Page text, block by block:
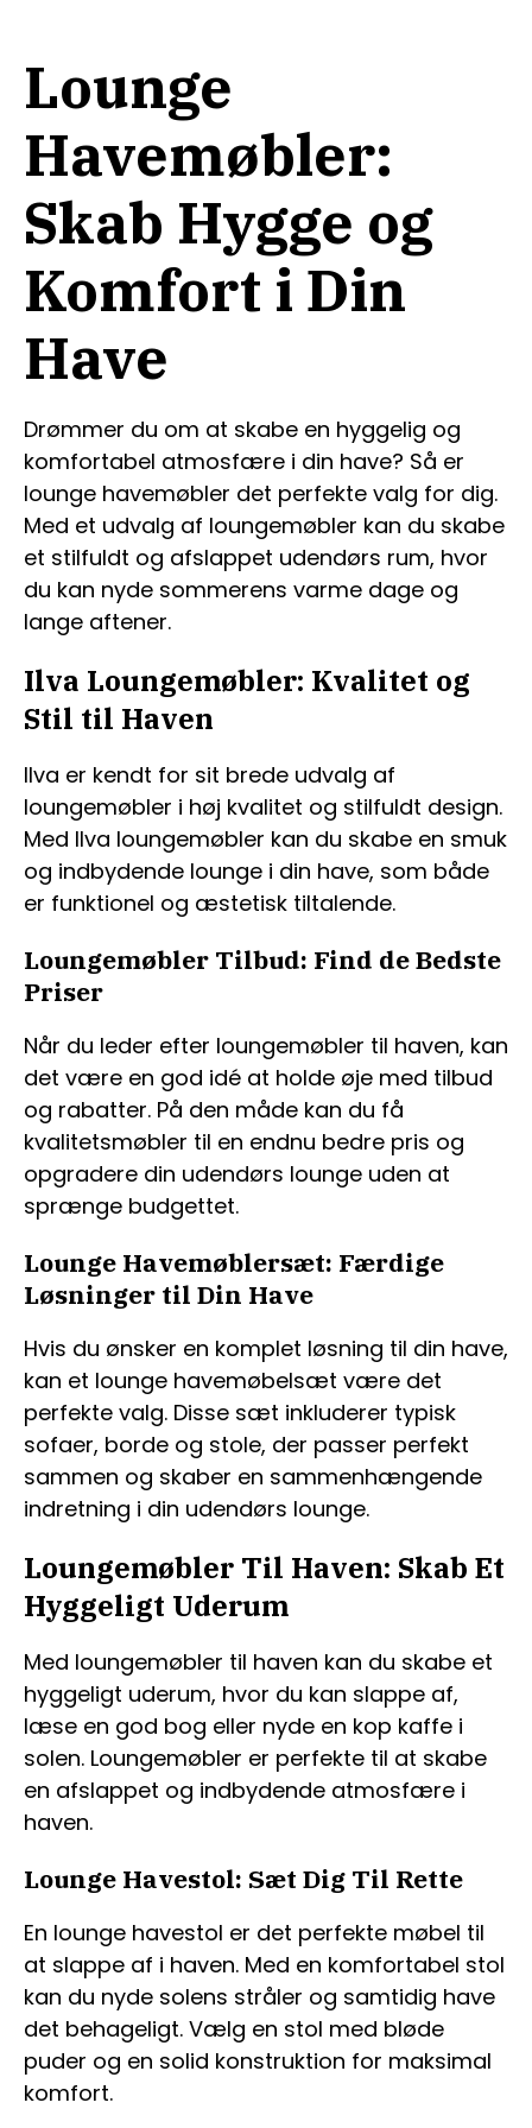
Lounge
Havemøbler:
Skab Hygge og
Komfort i Din
Have
Drømmer du om at skabe en hyggelig og
komfortabel atmosfære i din have? Så er
lounge havemøbler det perfekte valg for dig.
Med et udvalg af loungemøbler kan du skabe
et stilfuldt og afslappet udendørs rum, hvor
du kan nyde sommerens varme dage og
lange aftener.
Ilva Loungemøbler: Kvalitet og
Stil til Haven
Ilva er kendt for sit brede udvalg af
loungemøbler i høj kvalitet og stilfuldt design.
Med Ilva loungemøbler kan du skabe en smuk
og indbydende lounge i din have, som både
er funktionel og æstetisk tiltalende.
Loungemøbler Tilbud: Find de Bedste
Priser
Når du leder efter loungemøbler til haven, kan
det være en god idé at holde øje med tilbud
og rabatter. På den måde kan du få
kvalitetsmøbler til en endnu bedre pris og
opgradere din udendørs lounge uden at
sprænge budgettet.
Lounge Havemøblersæt: Færdige
Løsninger til Din Have
Hvis du ønsker en komplet løsning til din have,
kan et lounge havemøbelsæt være det
perfekte valg. Disse sæt inkluderer typisk
sofaer, borde og stole, der passer perfekt
sammen og skaber en sammenhængende
indretning i din udendørs lounge.
Loungemøbler Til Haven: Skab Et
Hyggeligt Uderum
Med loungemøbler til haven kan du skabe et
hyggeligt uderum, hvor du kan slappe af,
læse en god bog eller nyde en kop kaffe i
solen. Loungemøbler er perfekte til at skabe
en afslappet og indbydende atmosfære i
haven.
Lounge Havestol: Sæt Dig Til Rette
En lounge havestol er det perfekte møbel til
at slappe af i haven. Med en komfortabel stol
kan du nyde solens stråler og samtidig have
det behageligt. Vælg en stol med bløde
puder og en solid konstruktion for maksimal
komfort.